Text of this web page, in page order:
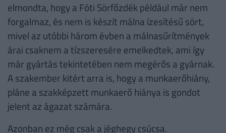
elmondta, hogy a Fóti Sörfőzdék például már nem
forgalmaz, és nem is készít málna ízesítésű sört,
mivel az utóbbi három évben a málnasűrítmények
árai csaknem a tízszeresére emelkedtek, ami így
már gyártás tekintetében nem megérős a gyárnak.
A szakember kitért arra is, hogy a munkaerőhiány,
pláne a szakképzett munkaerő hiánya is gondot
jelent az ágazat számára.
Azonban ez még csak a jéghegy csúcsa.